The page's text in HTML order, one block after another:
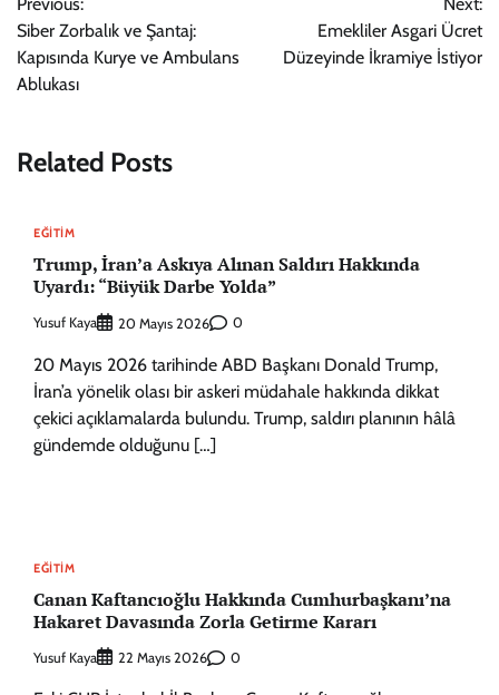
gezinmesi
Siber Zorbalık ve Şantaj:
Kapısında Kurye ve Ambulans
Ablukası
Emekliler Asgari Ücret
Düzeyinde İkramiye İstiyor
Related Posts
EĞITIM
Trump, İran’a Askıya Alınan Saldırı Hakkında
Uyardı: “Büyük Darbe Yolda”
Yusuf Kaya 20 Mayıs 2026 0
20 Mayıs 2026 tarihinde ABD Başkanı Donald Trump,
İran’a yönelik olası bir askeri müdahale hakkında dikkat
çekici açıklamalarda bulundu. Trump, saldırı planının hâlâ
gündemde olduğunu […]
EĞITIM
Canan Kaftancıoğlu Hakkında Cumhurbaşkanı’na
Hakaret Davasında Zorla Getirme Kararı
Yusuf Kaya 22 Mayıs 2026 0